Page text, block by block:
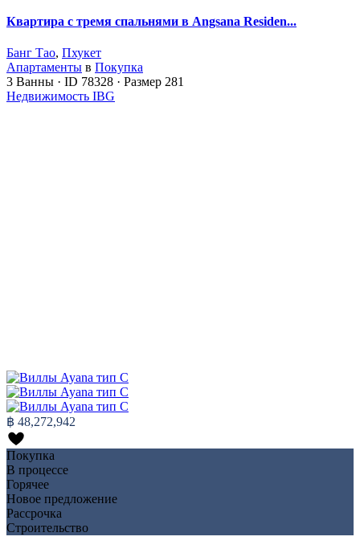
Квартира с тремя спальнями в Angsana Residen...
Банг Тао, Пхукет
Апартаменты в Покупка
3 Ванны · ID 78328 · Размер 281
Недвижимость IBG
฿ 48,272,942
Покупка
В процессе
Горячее
Новое предложение
Рассрочка
Строительство